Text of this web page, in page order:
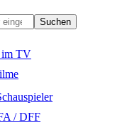
Suchen
im TV
/ DFF